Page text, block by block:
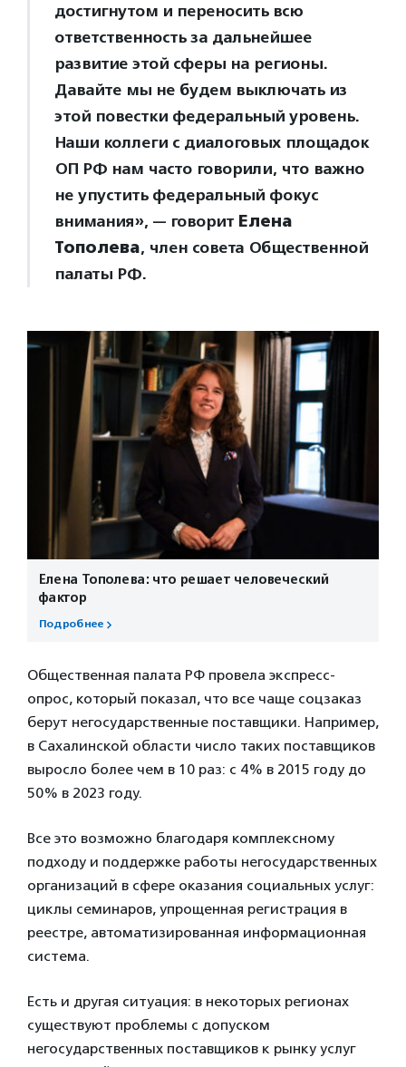
достигнутом и переносить всю
ответственность за дальнейшее
развитие этой сферы на регионы.
Давайте мы не будем выключать из
этой повестки федеральный уровень.
Наши коллеги с диалоговых площадок
ОП РФ нам часто говорили, что важно
не упустить федеральный фокус
внимания», — говорит Елена
Тополева, член совета Общественной
палаты РФ.
Елена Тополева: что решает человеческий
фактор
Подробнее
Общественная палата РФ провела экспресс-
опрос, который показал, что все чаще соцзаказ
берут негосударственные поставщики. Например,
в Сахалинской области число таких поставщиков
выросло более чем в 10 раз: с 4% в 2015 году до
50% в 2023 году.
Все это возможно благодаря комплексному
подходу и поддержке работы негосударственных
организаций в сфере оказания социальных услуг:
циклы семинаров, упрощенная регистрация в
реестре, автоматизированная информационная
система.
Есть и другая ситуация: в некоторых регионах
существуют проблемы с допуском
негосударственных поставщиков к рынку услуг